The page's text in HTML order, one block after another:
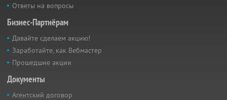
Ответы на вопросы
Бизнес-Партнёрам
Давайте сделаем акцию!
Заработайте, как Вебмастер
Прошедшие акции
Документы
Агентский договор